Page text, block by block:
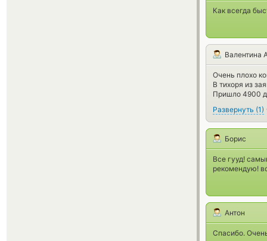
Как всегда
Валентина
Очень плохо
В тихоря из
Пришло 4900
Развернуть (1)
Борис
Все гууд!
рекомендую!
Антон
Спасибо.